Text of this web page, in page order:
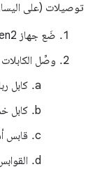
توصيلات (على
ضَع جهاز Gen2 في الموقع الجغرافي الذي اخترته.
وصِّل الكابلات
كابل
كابل
قابس